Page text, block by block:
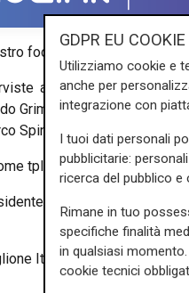
d
e
o
focus su porti, trasporti e
a Let Expo di Verona.
Grimaldi e i presidenti di
Spinedi.
tpl alternativo.
dei porti di La Spezia e
Italia dell'Expo di Dubai.
GDPR EU COOKIE
Utilizziamo cookie e
anche per
integrazione con
I tuoi dati personali
pubblicitarie:
ricerca del pubblico
Rimane in tuo
specifiche finalità
in qualsiasi
cookie tecnici